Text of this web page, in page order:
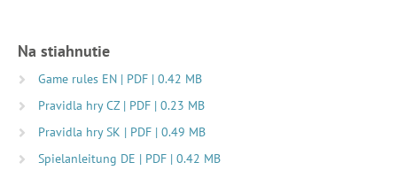
Na stiahnutie
Game rules EN | PDF | 0.42 MB
Pravidla hry CZ | PDF | 0.23 MB
Pravidla hry SK | PDF | 0.49 MB
Spielanleitung DE | PDF | 0.42 MB